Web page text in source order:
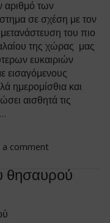
αριθμό των
σε σχέση με τον
του πιο
της χώρας μας
ευκαιριών
εισαγόμενους
ημερομίσθια και
αισθητά τις
a comment
θησαυρού